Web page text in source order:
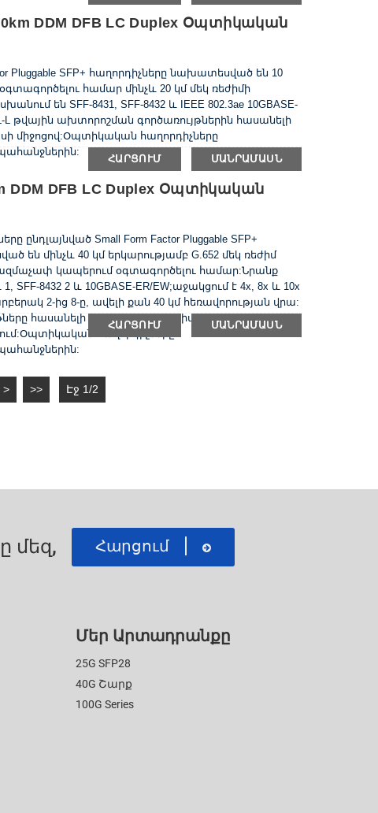
DDM DFB LC Duplex Օպտիկական
Pluggable SFP+ հաղորդիչները նախատեսված են 10
համար մինչև 20 կմ մեկ ռեժիմի
են SFF-8431, SFF-8432 և IEEE 802.3ae 10GBASE-
LL-L թվային ախտորոշման գործառույթներին հասանելի
միջոցով:Օպտիկական հաղորդիչները
ՀԱՐՑՈՒՄ ՄԱՆՐԱՄԱՍՆ
DDM DFB LC Duplex Օպտիկական
ընդլայնված Small Form Factor Pluggable SFP+
են մինչև 40 կմ երկարությամբ G.652 մեկ ռեժիմ
կապերում օգտագործելու համար:Նրանք
8432 2 և 10GBASE-ER/EW;աջակցում է 4x, 8x և 10x
2-ից 8-ը, ավելի քան 40 կմ հեռավորության վրա:
հասանելի են 2-լարային սերիական միջերեսի
ում:Օպտիկական հաղորդիչները
ՀԱՐՑՈՒՄ ՄԱՆՐԱՄԱՍՆ
>> Էջ 1/2
մեզ,
Հարցում
Մեր Արտադրանքը
25G SFP28
40G Շարք
100G Series